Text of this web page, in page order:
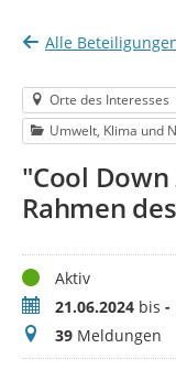
Alle
Orte des Interesses
Umwelt, Klima und
"Cool
Rahmen
StatusAktiv
Zeitraum21.06.2024 bis -
Meldungen
39 Meldungen